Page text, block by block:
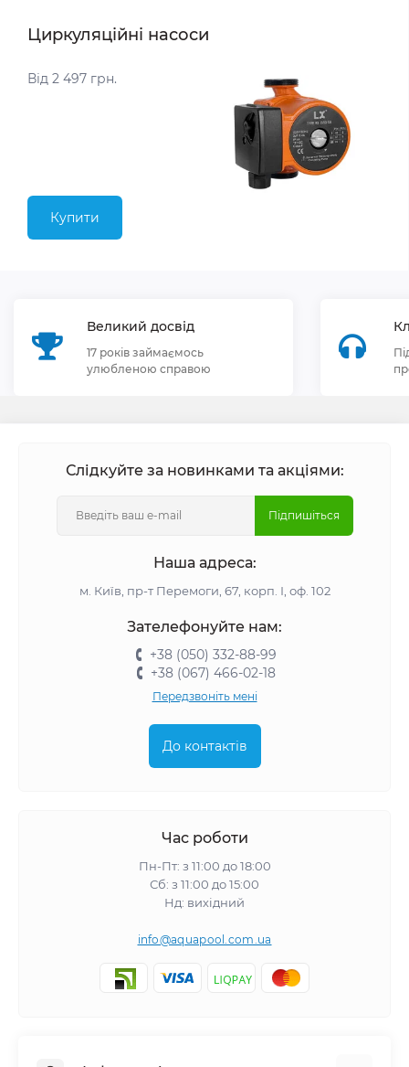
Циркуляційні насоси
Від 2 497 грн.
Купити
Великий досвід
17 років займаємось
улюбленою справою
Слідкуйте за новинками та акціями:
Підпишіться
Наша адреса:
м. Київ, пр-т Перемоги, 67, корп. І, оф. 102
Зателефонуйте нам:
+38 (050) 332-88-99
+38 (067) 466-02-18
Передзвоніть мені
До контактів
Час роботи
Пн-Пт: з 11:00 до 18:00
Сб: з 11:00 до 15:00
Нд: вихідний
info@aquapool.com.ua